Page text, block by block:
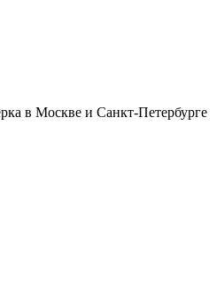
в Москве и Санкт-Петербурге